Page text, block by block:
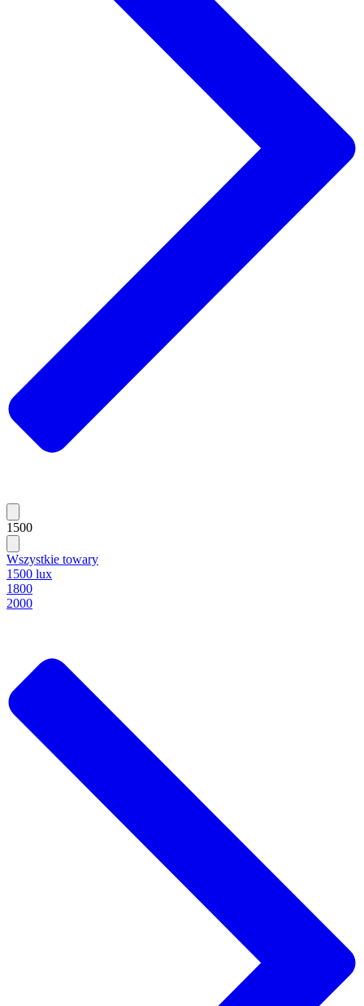
1500
Wszystkie towary
1500 lux
1800
2000